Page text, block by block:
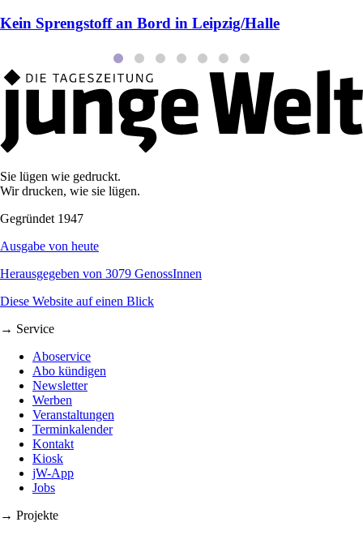
Kein Sprengstoff an Bord in Leipzig/Halle
Sie lügen wie gedruckt.
Wir drucken, wie sie lügen.
Gegründet 1947
Ausgabe von heute
Herausgegeben von 3079 GenossInnen
Diese Website auf einen Blick
→ Service
Aboservice
Abo kündigen
Newsletter
Werben
Veranstaltungen
Terminkalender
Kontakt
Kiosk
jW-App
Jobs
→ Projekte